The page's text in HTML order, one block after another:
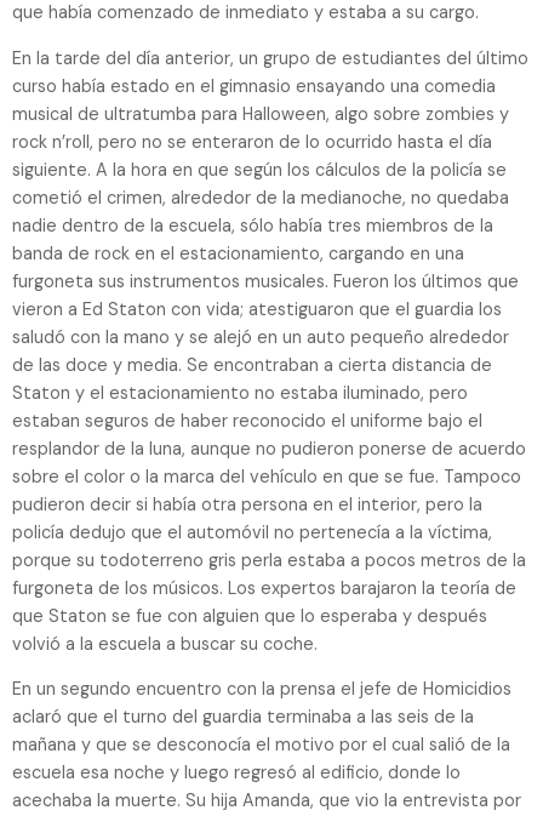
que había comenzado de inmediato y estaba a su cargo.
En la tarde del día anterior, un grupo de estudiantes del último
curso había estado en el gimnasio ensayando una comedia
musical de ultratumba para Halloween, algo sobre zombies y
rock n’roll, pero no se enteraron de lo ocurrido hasta el día
siguiente. A la hora en que según los cálculos de la policía se
cometió el crimen, alrededor de la medianoche, no quedaba
nadie dentro de la escuela, sólo había tres miembros de la
banda de rock en el estacionamiento, cargando en una
furgoneta sus instrumentos musicales. Fueron los últimos que
vieron a Ed Staton con vida; atestiguaron que el guardia los
saludó con la mano y se alejó en un auto pequeño alrededor
de las doce y media. Se encontraban a cierta distancia de
Staton y el estacionamiento no estaba iluminado, pero
estaban seguros de haber reconocido el uniforme bajo el
resplandor de la luna, aunque no pudieron ponerse de acuerdo
sobre el color o la marca del vehículo en que se fue. Tampoco
pudieron decir si había otra persona en el interior, pero la
policía dedujo que el automóvil no pertenecía a la víctima,
porque su todoterreno gris perla estaba a pocos metros de la
furgoneta de los músicos. Los expertos barajaron la teoría de
que Staton se fue con alguien que lo esperaba y después
volvió a la escuela a buscar su coche.
En un segundo encuentro con la prensa el jefe de Homicidios
aclaró que el turno del guardia terminaba a las seis de la
mañana y que se desconocía el motivo por el cual salió de la
escuela esa noche y luego regresó al edificio, donde lo
acechaba la muerte. Su hija Amanda, que vio la entrevista por